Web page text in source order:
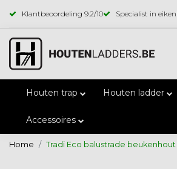
Klantbeoordeling 9.2/10 Specialist in
Houten trap Houten ladder
Accessoires
Home Tradi Eco balustrade beukenhout